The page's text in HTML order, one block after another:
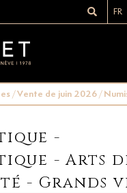
FR
/Vente de juin 2026/
-
- Arts
- Grands